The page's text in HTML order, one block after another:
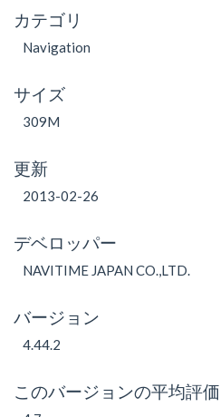
カテゴリ
Navigation
サイズ
309M
更新
2013-02-26
デベロッパー
NAVITIME JAPAN CO.,LTD.
バージョン
4.44.2
このバージョンの平均評価